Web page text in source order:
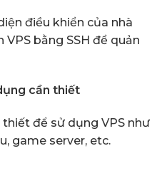
điều khiển của nhà
bằng SSH để quản
cần thiết
để sử dụng VPS như
game server, etc.